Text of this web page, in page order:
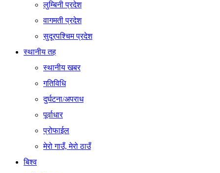
लुम्बिनी प्रदेश
वागमती प्रदेश
सुदूरपश्चिम प्रदेश
स्थानीय तह
स्थानीय खबर
गतिविधि
दुर्घटना/अपराध
पूर्वाधार
प्रोफाईल
मेरो गाउँ, मेरो ठाउँ
बिश्व